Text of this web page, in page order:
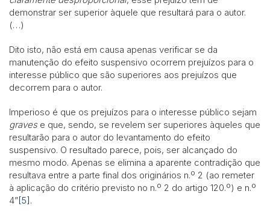
demonstrar ser superior àquele que resultará para o autor.
(…)
Dito isto, não está em causa apenas verificar se da
manutenção do efeito suspensivo ocorrem prejuízos para o
interesse público que são superiores aos prejuízos que
decorrem para o autor.
Imperioso é que os prejuízos para o interesse público sejam
gravese que, sendo, se revelem ser superiores àqueles que
resultarão para o autor do levantamento do efeito
suspensivo. O resultado parece, pois, ser alcançado do
mesmo modo. Apenas se elimina a aparente contradição que
resultava entre a parte final dos originários n.º 2 (ao remeter
à aplicação do critério previsto no n.º 2 do artigo 120.º) e n.º
4”[5].